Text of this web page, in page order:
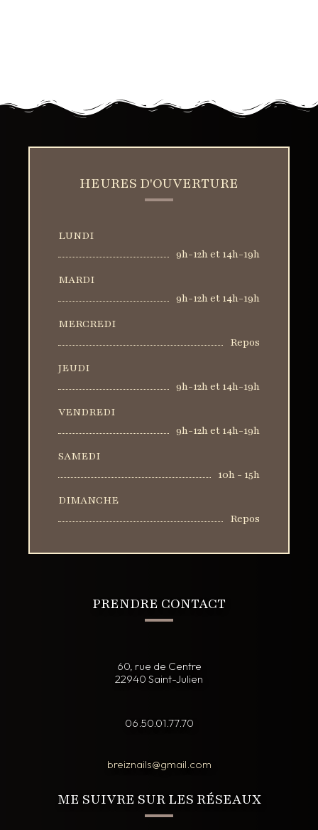
HEURES D'OUVERTURE
LUNDI
9h-12h et 14h-19h
MARDI
9h-12h et 14h-19h
MERCREDI
Repos
JEUDI
9h-12h et 14h-19h
VENDREDI
9h-12h et 14h-19h
SAMEDI
10h - 15h
DIMANCHE
Repos
PRENDRE CONTACT
60, rue de Centre
22940 Saint-Julien
06.50.01.77.70
breiznails@gmail.com
ME SUIVRE SUR LES RÉSEAUX